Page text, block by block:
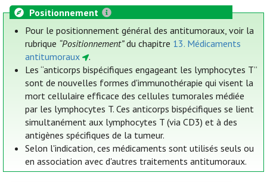
Positionnement
Pour le positionnement général des antitumoraux, voir la
rubrique “Positionnement”du chapitre 13. Médicaments
antitumoraux
.
Les “anticorps bispécifiques engageant les lymphocytes T”
sont de nouvelles formes d'immunothérapie qui visent la
mort cellulaire efficace des cellules tumorales médiée
par les lymphocytes T. Ces anticorps bispécifiques se lient
simultanément aux lymphocytes T (via CD3) et à des
antigènes spécifiques de la tumeur.
Selon l'indication, ces médicaments sont utilisés seuls ou
en association avec d'autres traitements antitumoraux.